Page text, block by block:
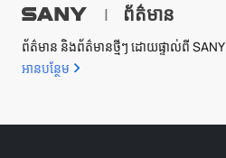
| ព័ត៌មាន
ព័ត៌មាន និងព័ត៌មានថ្មីៗ ដោយផ្ទាល់ពី SANY
អាន​បន្ថែម